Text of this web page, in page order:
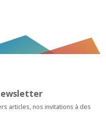
articles, nos invitations à des